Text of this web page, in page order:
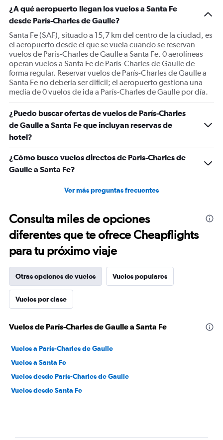
¿A qué aeropuerto llegan los vuelos a Santa Fe
desde París-Charles de Gaulle?
Santa Fe (SAF), situado a 15,7 km del centro de la ciudad, es
el aeropuerto desde el que se vuela cuando se reservan
vuelos de París-Charles de Gaulle a Santa Fe. 0 aerolíneas
operan vuelos a Santa Fe de París-Charles de Gaulle de
forma regular. Reservar vuelos de París-Charles de Gaulle a
Santa Fe no debería ser difícil; el aeropuerto gestiona una
media de 0 vuelos de ida a París-Charles de Gaulle por día.
¿Puedo buscar ofertas de vuelos de París-Charles
de Gaulle a Santa Fe que incluyan reservas de
hotel?
¿Cómo busco vuelos directos de París-Charles de
Gaulle a Santa Fe?
Ver más preguntas frecuentes
Consulta miles de opciones
diferentes que te ofrece Cheapflights
para tu próximo viaje
Otras opciones de vuelos Vuelos populares
Vuelos por clase
Vuelos de París-Charles de Gaulle a Santa Fe
Vuelos a París-Charles de Gaulle
Vuelos a Santa Fe
Vuelos desde París-Charles de Gaulle
Vuelos desde Santa Fe